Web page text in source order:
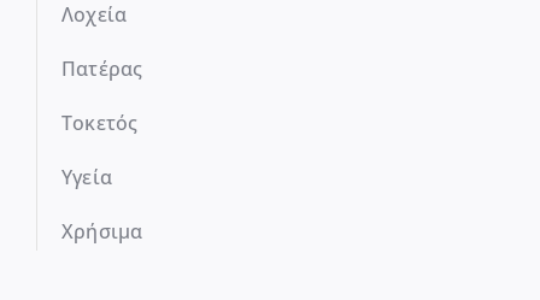
Λοχεία
Πατέρας
Τοκετός
Υγεία
Χρήσιμα